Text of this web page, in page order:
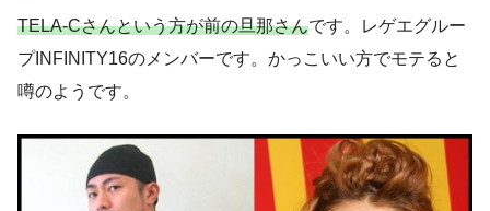
TELA-Cさんという方が前の旦那さんです。レゲエグルー
プINFINITY16のメンバーです。かっこいい方でモテると
噂のようです。